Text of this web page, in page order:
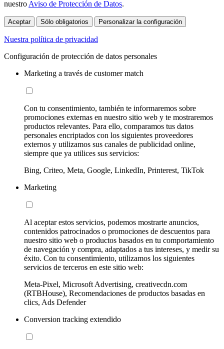
nuestro Aviso de Protección de Datos.
Aceptar Sólo obligatorios Personalizar la configuración
Nuestra política de privacidad
Configuración de protección de datos personales
Marketing a través de customer match
Con tu consentimiento, también te informaremos sobre
promociones externas en nuestro sitio web y te mostraremos
productos relevantes. Para ello, comparamos tus datos
personales encriptados con los siguientes proveedores
externos y utilizamos sus canales de publicidad online,
siempre que ya utilices sus servicios:
Bing, Criteo, Meta, Google, LinkedIn, Printerest, TikTok
Marketing
Al aceptar estos servicios, podemos mostrarte anuncios,
contenidos patrocinados o promociones de descuentos para
nuestro sitio web o productos basados en tu comportamiento
de navegación y compra, adaptados a tus intereses, y medir su
éxito. Con tu consentimiento, utilizamos los siguientes
servicios de terceros en este sitio web:
Meta-Pixel, Microsoft Advertising, creativecdn.com
(RTBHouse), Recomendaciones de productos basadas en
clics, Ads Defender
Conversion tracking extendido